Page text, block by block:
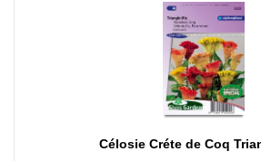
Célosie Créte de Coq